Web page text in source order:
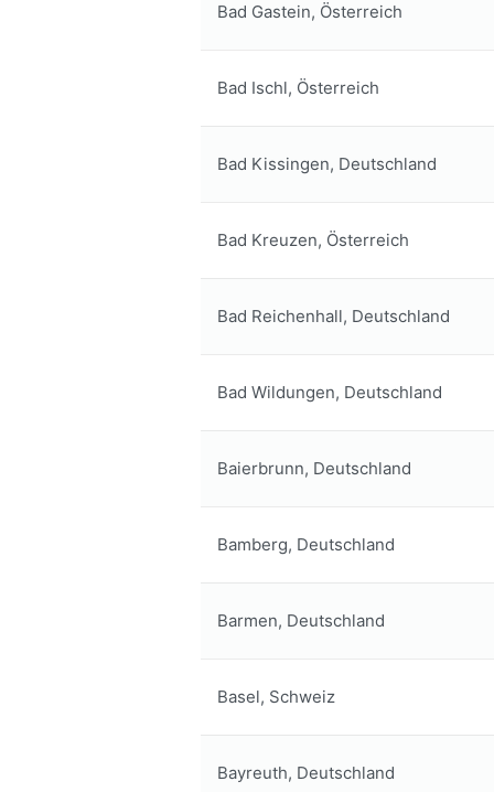
Bad Gastein, Österreich
Bad Ischl, Österreich
Bad Kissingen, Deutschland
Bad Kreuzen, Österreich
Bad Reichenhall, Deutschland
Bad Wildungen, Deutschland
Baierbrunn, Deutschland
Bamberg, Deutschland
Barmen, Deutschland
Basel, Schweiz
Bayreuth, Deutschland